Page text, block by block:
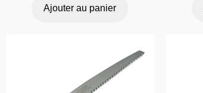
Ajouter au panier